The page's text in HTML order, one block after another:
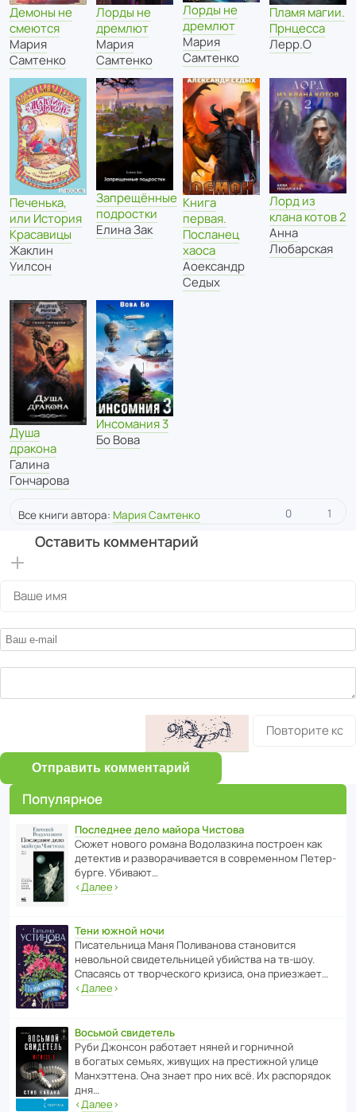
Демоны не
смеются
Мария
Самтенко
Лорды не
дремлют
Мария
Самтенко
Лорды не
дремлют
Мария
Самтенко
Пламя магии.
Прнцесса
Лерр.О
Печенька,
или История
Красавицы
Жаклин
Уилсон
Запрещённые
подростки
Елина Зак
Книга
первая.
Посланец
хаоса
Аоександр
Седых
Лорд из
клана котов 2
Анна
Любарская
Душа
дракона
Галина
Гончарова
Инсомания 3
Бо Вова
Все книги автора: Мария Самтенко 0 1
Оставить комментарий
Отправить комментарий
Популярное
Последнее дело майора Чистова
Сюжет нового романа Водо­ла­з­кина пост­роен как
дете­ктив и разво­ра­чи­ва­ется в совре­менном Пете­р­
бурге. Убивают…
‹Далее›
Тени южной ночи
Писа­тель­ница Маня Поли­ва­нова стано­вится
невольной свиде­тель­ницей убийства на тв-шоу.
Спасаясь от твор­че­с­кого кризиса, она приезжает…
‹Далее›
Восьмой свидетель
Руби Джонсон рабо­тает няней и горни­чной
в богатых семьях, живущих на прес­ти­жной улице
Манх­эт­тена. Она знает про них всё. Их распо­рядок
дня…
‹Далее›